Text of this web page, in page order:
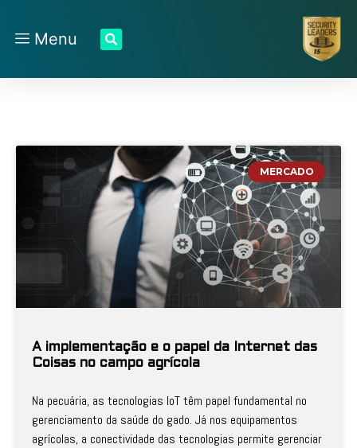
Menu
MERCADO
A implementação e o papel da Internet das
Coisas no campo agrícola
Na pecuária, as tecnologias IoT têm papel fundamental no
gerenciamento da saúde do gado. Já nos equipamentos
agrícolas, a conectividade das tecnologias permite gerenciar